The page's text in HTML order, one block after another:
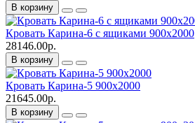
В корзину
Кровать Карина-6 с ящиками 900х2000
28146.00р.
В корзину
Кровать Карина-5 900х2000
21645.00р.
В корзину